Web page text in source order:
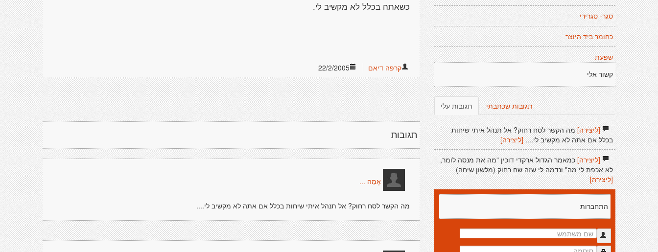
כשאתה בכלל לא מקשיב לי.
22/2/2005 קרפה דיאם
תגובות
אֶמַה ...
מה הקשר לסח רחוק? אל תנהל איתי שיחות בכלל אם אתה לא מקשיב לי....
סגר- סגרירי
כחומר ביד היוצר
שפעת
קשור אלי
תגובות עלי תגובות שכתבתי
[ליצירה]מה הקשר לסח רחוק? אל תנהל איתי שיחות
בכלל אם אתה לא מקשיב לי.... [ליצירה]
[ליצירה]כמאמר הגדול ארקדי דוכין "מה את מנסה לומר,
לא אכפת לי מה" ונדמה לי שזה שח רחוק (מלשון שיחה)
[ליצירה]
התחברות